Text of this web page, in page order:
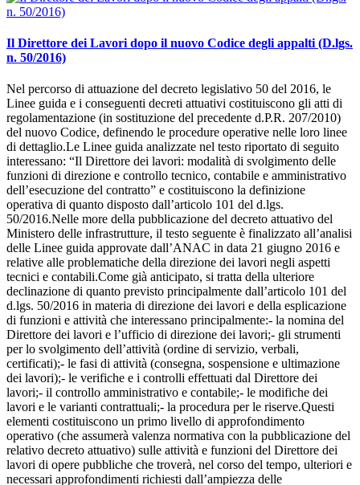
Il Direttore dei Lavori dopo il nuovo Codice degli appalti (D.lgs.
n. 50/2016)
Nel percorso di attuazione del decreto legislativo 50 del 2016, le
Linee guida e i conseguenti decreti attuativi costituiscono gli atti di
regolamentazione (in sostituzione del precedente d.P.R. 207/2010)
del nuovo Codice, definendo le procedure operative nelle loro linee
di dettaglio.Le Linee guida analizzate nel testo riportato di seguito
interessano: “Il Direttore dei lavori: modalità di svolgimento delle
funzioni di direzione e controllo tecnico, contabile e amministrativo
dell’esecuzione del contratto” e costituiscono la definizione
operativa di quanto disposto dall’articolo 101 del d.lgs.
50/2016.Nelle more della pubblicazione del decreto attuativo del
Ministero delle infrastrutture, il testo seguente è finalizzato all’analisi
delle Linee guida approvate dall’ANAC in data 21 giugno 2016 e
relative alle problematiche della direzione dei lavori negli aspetti
tecnici e contabili.Come già anticipato, si tratta della ulteriore
declinazione di quanto previsto principalmente dall’articolo 101 del
d.lgs. 50/2016 in materia di direzione dei lavori e della esplicazione
di funzioni e attività che interessano principalmente:- la nomina del
Direttore dei lavori e l’ufficio di direzione dei lavori;- gli strumenti
per lo svolgimento dell’attività (ordine di servizio, verbali,
certificati);- le fasi di attività (consegna, sospensione e ultimazione
dei lavori);- le verifiche e i controlli effettuati dal Direttore dei
lavori;- il controllo amministrativo e contabile;- le modifiche dei
lavori e le varianti contrattuali;- la procedura per le riserve.Questi
elementi costituiscono un primo livello di approfondimento
operativo (che assumerà valenza normativa con la pubblicazione del
relativo decreto attuativo) sulle attività e funzioni del Direttore dei
lavori di opere pubbliche che troverà, nel corso del tempo, ulteriori e
necessari approfondimenti richiesti dall’ampiezza delle